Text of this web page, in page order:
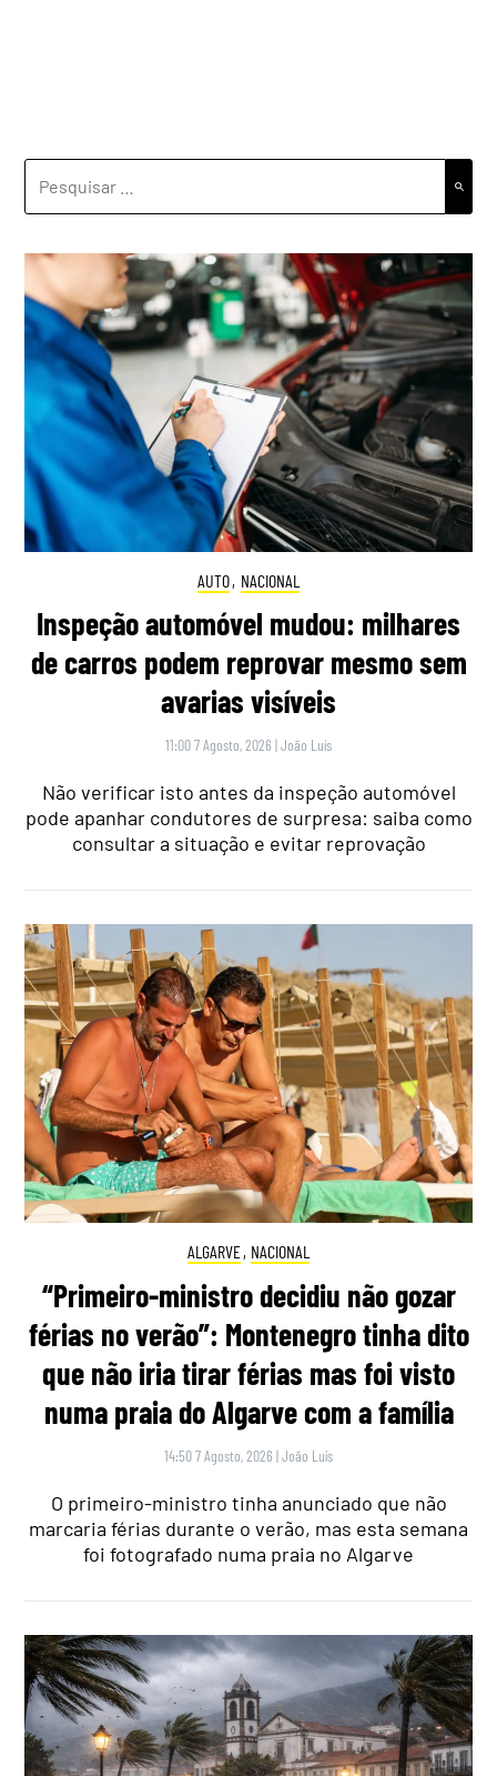
AUTO, NACIONAL
Inspeção automóvel mudou: milhares
de carros podem reprovar mesmo sem
avarias visíveis
11:00 7 Agosto, 2026 |João Luís
Não verificar isto antes da inspeção automóvel
pode apanhar condutores de surpresa: saiba como
consultar a situação e evitar reprovação
ALGARVE, NACIONAL
“Primeiro-ministro decidiu não gozar
férias no verão”: Montenegro tinha dito
que não iria tirar férias mas foi visto
numa praia do Algarve com a família
14:50 7 Agosto, 2026 |João Luís
O primeiro-ministro tinha anunciado que não
marcaria férias durante o verão, mas esta semana
foi fotografado numa praia no Algarve